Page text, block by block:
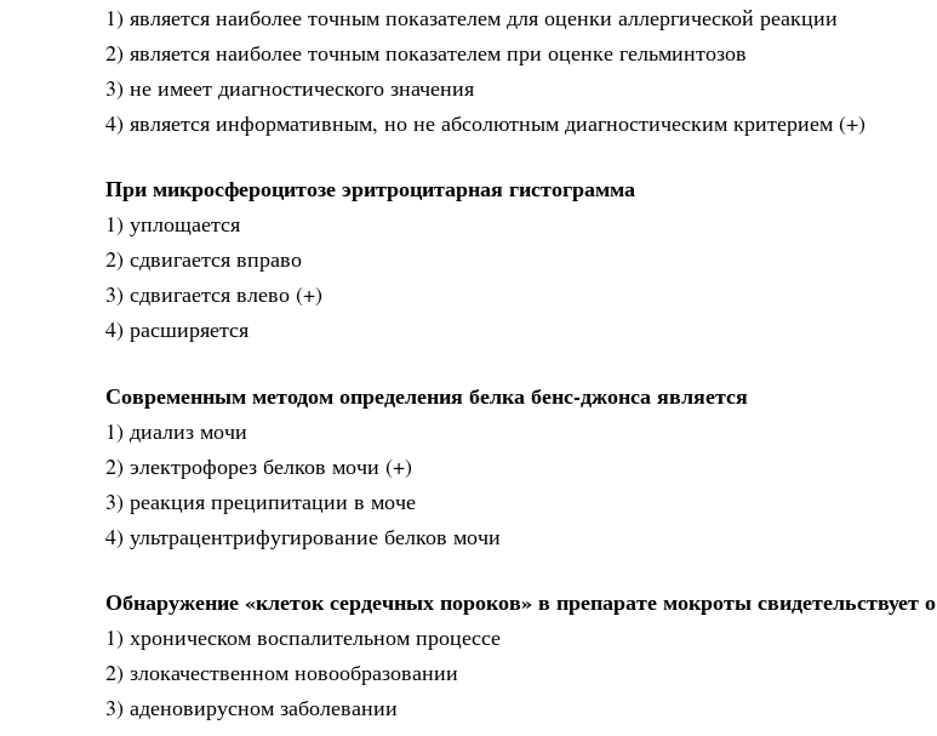
1) является наиболее точным показателем для оценки аллергической реакции
2) является наиболее точным показателем при оценке гельминтозов
3) не имеет диагностического значения
4) является информативным, но не абсолютным диагностическим критерием (+)
При микросфероцитозе эритроцитарная гистограмма
1) уплощается
2) сдвигается вправо
3) сдвигается влево (+)
4) расширяется
Современным методом определения белка бенс-джонса является
1) диализ мочи
2) электрофорез белков мочи (+)
3) реакция преципитации в моче
4) ультрацентрифугирование белков мочи
Обнаружение «клеток сердечных пороков» в препарате мокроты свидетельствует о
1) хроническом воспалительном процессе
2) злокачественном новообразовании
3) аденовирусном заболевании